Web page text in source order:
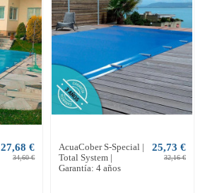
27,68 €
34,60 €
AcuaCober S-Special |
Total System |
Garantía: 4 años
25,73 €
32,16 €